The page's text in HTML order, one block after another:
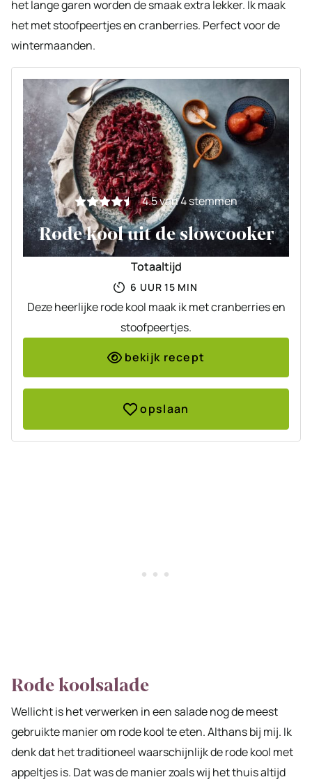
het lange garen worden de smaak extra lekker. Ik maak
het met stoofpeertjes en cranberries. Perfect voor de
wintermaanden.
4.5van4stemmen
Rode kool uit de slowcooker
Totaaltijd
6 UUR
UUR 15 MINUTEN
MIN
Deze heerlijke rode kool maak ik met cranberries en
stoofpeertjes.
bekijk recept
opslaan
Rode koolsalade
Wellicht is het verwerken in een salade nog de meest
gebruikte manier om rode kool te eten. Althans bij mij. Ik
denk dat het traditioneel waarschijnlijk de rode kool met
appeltjes is. Dat was de manier zoals wij het thuis altijd